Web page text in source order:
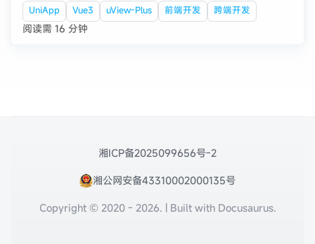
UniApp Vue3 uView-Plus 前端开发 跨端开发
阅读需 16 分钟
湘ICP备2025099656号-2
湘公网安备43310002000135号
Copyright © 2020 - 2026. | Built with Docusaurus.